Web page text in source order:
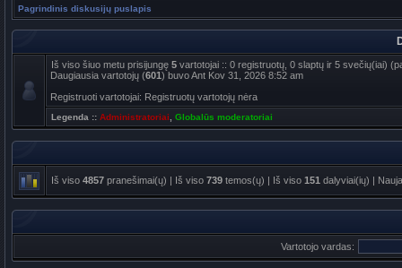
Pagrindinis diskusijų puslapis
Iš viso šiuo metu prisijungę 5 vartotojai :: 0 registruotų, 0 slaptų ir 5 svečių(iai)
Daugiausia vartotojų (601) buvo Ant Kov 31, 2026 8:52 am
Registruoti vartotojai: Registruotų vartotojų nėra
Legenda :: Administratoriai Globalūs moderatoriai
Iš viso 4857 pranešimai(ų) | Iš viso 739 temos(ų) | Iš viso 151 dalyviai(ių) |
Vartotojo vardas: